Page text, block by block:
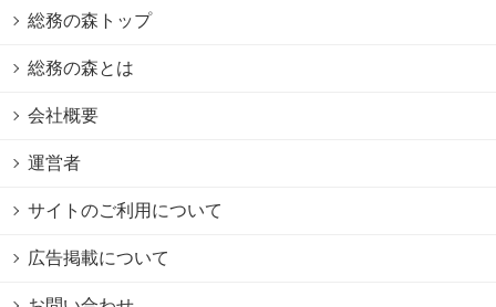
総務の森トップ
総務の森とは
会社概要
運営者
サイトのご利用について
広告掲載について